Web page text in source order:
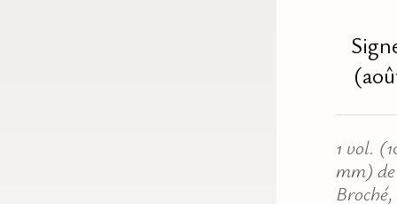
1 vol.
mm)
Broché,